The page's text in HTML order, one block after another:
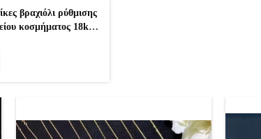
βραχιόλι ρύθμισης
κοσμήματος 18k